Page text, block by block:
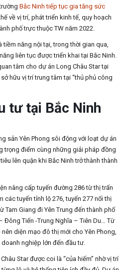
Bắc Ninh tiếp tục gia tăng sức
về vị trí, phát triển kinh tế, quy hoạch
phố trực thuộc TW năm 2022.
năng nội tại, trong thời gian qua,
liên tục được triển khai tại Bắc Ninh.
tâm cho dự án Long Châu Star tại
hữu vị trí trung tâm tại “thủ phủ công
tư tại Bắc Ninh
sản Yên Phong sôi động với loạt dự án
trọng điểm cùng những giải pháp đồng
lên quận khi Bắc Ninh trở thành thành
nâng cấp tuyến đường 286 từ thị trấn
các tuyến tỉnh lộ 276, tuyến 277 nối thị
Tam Giang đi Yên Trung đến thành phố
Đông Tiến -Trung Nghĩa – Tiên Du… Từ
diện mạo đô thị mới cho Yên Phong,
nghiệp lớn đến đầu tư.
Star được coi là “của hiếm” nhờ vị trí